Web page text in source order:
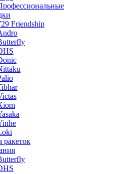
Friendship
ракеток